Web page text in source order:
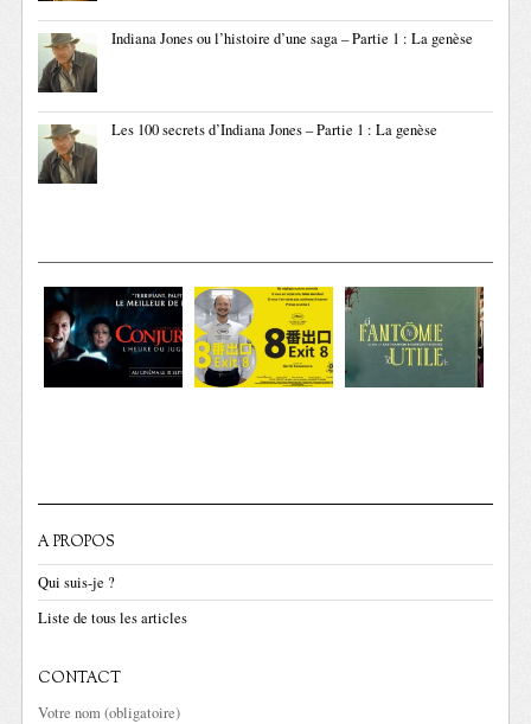
Indiana Jones ou l’histoire d’une saga – Partie 1 : La genèse
Les 100 secrets d’Indiana Jones – Partie 1 : La genèse
A PROPOS
Qui suis-je ?
Liste de tous les articles
CONTACT
Votre nom (obligatoire)